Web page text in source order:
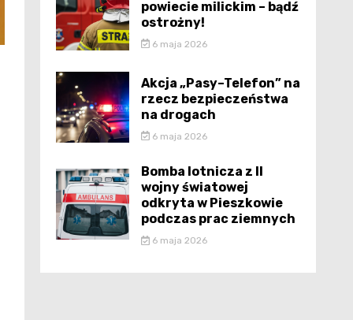
powiecie milickim – bądź
ostrożny!
6 maja 2026
Akcja „Pasy–Telefon” na
rzecz bezpieczeństwa
na drogach
6 maja 2026
Bomba lotnicza z II
wojny światowej
odkryta w Pieszkowie
podczas prac ziemnych
6 maja 2026